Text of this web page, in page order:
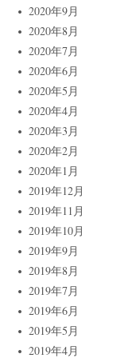
2020年9月
2020年8月
2020年7月
2020年6月
2020年5月
2020年4月
2020年3月
2020年2月
2020年1月
2019年12月
2019年11月
2019年10月
2019年9月
2019年8月
2019年7月
2019年6月
2019年5月
2019年4月